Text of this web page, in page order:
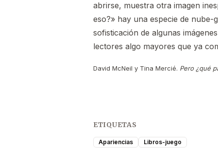
abrirse, muestra otra imagen
eso?» hay una especie de nube-
sofisticación de algunas
lectores algo mayores que ya
David McNeil y Tina Mercié. Pero ¿qué
ETIQUETAS
Apariencias Libros-juego